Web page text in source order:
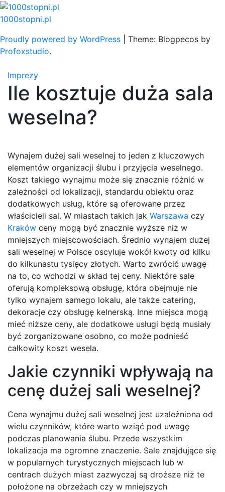
Skip
to
1000stopni.pl
Proudly powered by WordPress
Theme: Blogpecos by
Profoxstudio.
Imprezy
Ile kosztuje duża sala
weselna?
Wynajem dużej sali weselnej to jeden z kluczowych
elementów organizacji ślubu i przyjęcia weselnego.
Koszt takiego wynajmu może się znacznie różnić w
zależności od lokalizacji, standardu obiektu oraz
dodatkowych usług, które są oferowane przez
właścicieli sal. W miastach takich jak Warszawa czy
Kraków ceny mogą być znacznie wyższe niż w
mniejszych miejscowościach. Średnio wynajem dużej
sali weselnej w Polsce oscyluje wokół kwoty od kilku
do kilkunastu tysięcy złotych. Warto zwrócić uwagę
na to, co wchodzi w skład tej ceny. Niektóre sale
oferują kompleksową obsługę, która obejmuje nie
tylko wynajem samego lokalu, ale także catering,
dekoracje czy obsługę kelnerską. Inne miejsca mogą
mieć niższe ceny, ale dodatkowe usługi będą musiały
być zorganizowane osobno, co może podnieść
całkowity koszt wesela.
Jakie czynniki wpływają na
cenę dużej sali weselnej?
Cena wynajmu dużej sali weselnej jest uzależniona od
wielu czynników, które warto wziąć pod uwagę
podczas planowania ślubu. Przede wszystkim
lokalizacja ma ogromne znaczenie. Sale znajdujące się
w popularnych turystycznych miejscach lub w
centrach dużych miast zazwyczaj są droższe niż te
położone na obrzeżach czy w mniejszych